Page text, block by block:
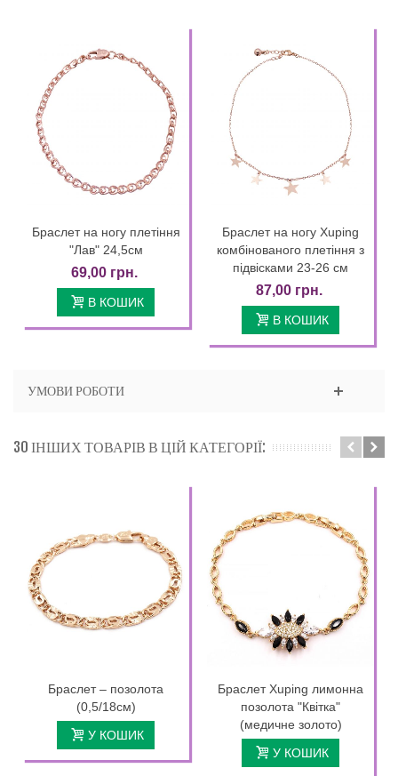
Браслет на ногу плетіння
"Лав" 24,5см
69,00 грн.
В КОШИК
Браслет на ногу Xuping
комбінованого плетіння з
підвісками 23-26 см
87,00 грн.
В КОШИК
УМОВИ РОБОТИ
30 ІНШИХ ТОВАРІВ В ЦІЙ КАТЕГОРІЇ:
Браслет – позолота
(0,5/18см)
У КОШИК
Браслет Xuping лимонна
позолота "Квітка"
(медичне золото)
У КОШИК